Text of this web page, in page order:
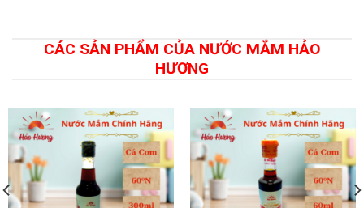
CÁC SẢN PHẨM CỦA NƯỚC MẮM HẢO
HƯƠNG